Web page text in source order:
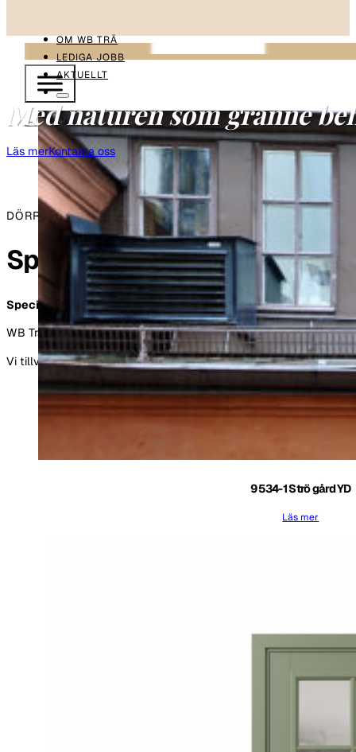
OM WB TRÄ
LEDIGA JOBB
AKTUELLT
Med naturen som granne
Läs merKontakta oss
DÖRRAR & ENTRÉER
Specialtillverkade dörrar och
Specialtillverkade dörrar och entréer.Entrépartier och
WB Trä tillverkar entrépartier och ytterdörrar i både
Vi tillverkar efter dina önskemål.
9534-1 Strö gård YD
Läs mer